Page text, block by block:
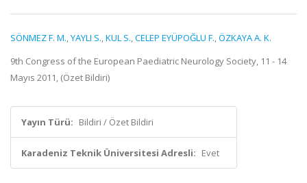
SÖNMEZ F. M.,YAYLI S.,KUL S.,CELEP EYÜPOĞLU F.,ÖZKAYA A. K.
9th Congress of the European Paediatric Neurology Society, 11 - 14
Mayıs 2011, (Özet Bildiri)
Yayın Türü: Bildiri / Özet Bildiri
Karadeniz Teknik Üniversitesi Adresli: Evet